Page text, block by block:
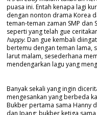
puasa ini. Entah kenapa lagi
dengan nonton drama Korea
teman-teman zaman SMP dan
seperti yang telah gue
happy. Dan gue kembali
bertemu dengan teman lama,
larut malam, sesederhana
mendengarkan lagu yang
Banyak sekali yang ingin
mengesankan yang berbeda
Bukber pertama sama Hanny
dan Ipang; bukber ketiga